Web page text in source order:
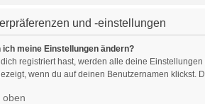
und -einstellungen
ich meine Einstellungen ändern?
registriert hast, werden alle deine
wenn du auf deinen Benutzernamen klickst.
oben